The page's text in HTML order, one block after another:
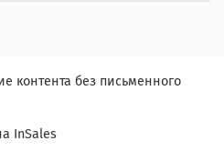
контента без письменного
InSales